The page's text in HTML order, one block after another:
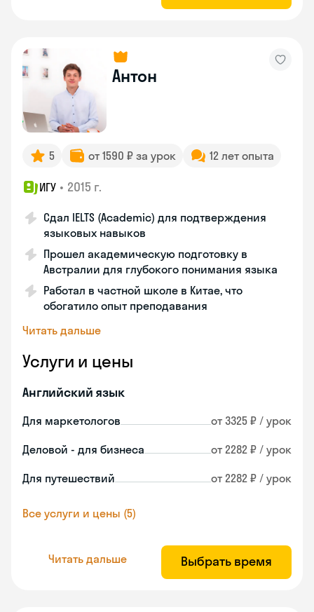
Антон
5 от 1590 ₽ за урок 12 лет опыта
ИГУ • 2015 г.
Сдал IELTS (Academic) для подтверждения
языковых навыков
Прошел академическую подготовку в
Австралии для глубокого понимания языка
Работал в частной школе в Китае, что
обогатило опыт преподавания
Читать дальше
Услуги и цены
Английский язык
Для маркетологов от 3325 ₽ / урок
Деловой - для бизнеса от 2282 ₽ / урок
Для путешествий от 2282 ₽ / урок
Все услуги и цены (5)
Читать дальше Выбрать время